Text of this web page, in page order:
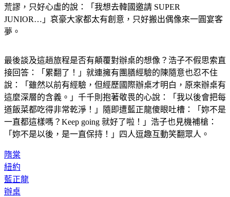
「企鵝會嚇到跑掉吧！」再度引發爆笑。千千眼看答案越來越
荒謬，只好心虛的說：「我想去韓國邀請 SUPER
JUNIOR…」哀豪大家都太有創意，只好搬出偶像來一圓宴客
最後談及這趟旅程是否有顛覆對辦桌的想像？浩子不假思索直
接回答：「累翻了！」就連擁有團膳經驗的陳隨意也忍不住
說：「雖然以前有經驗，但經歷國際辦桌才明白，原來辦桌有
這麼深層的含義。」千千則抱著敬畏的心說：「我以後會把每
道飯菜都吃得非常乾淨！」隨即遭藍正龍傻眼吐槽：「妳不是
一直都這樣嗎？Keep going 就好了啦！」浩子也見機補槍：
隋棠
紐約
藍正龍